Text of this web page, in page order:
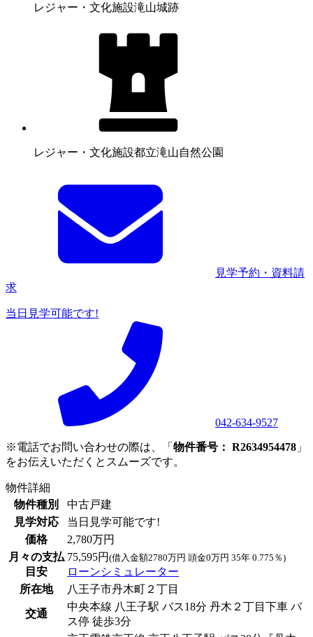
レジャー・文化施設滝山城跡
レジャー・文化施設都立滝山自然公園
見学予約・資料請
求
当日見学可能です!
042-634-9527
※電話でお問い合わせの際は、「 物件番号： R2634954478 」
をお伝えいただくとスムーズです。
物件詳細
物件種別
中古戸建
見学対応
当日見学可能です!
価格
2,780万円
月々の支払
目安
75,595円 (借入金額2780万円 頭金0万円 35年 0.775％)
ローンシミュレーター
所在地
八王子市丹木町２丁目
交通
中央本線 八王子駅 バス18分 丹木２丁目下車 バ
ス停 徒歩3分